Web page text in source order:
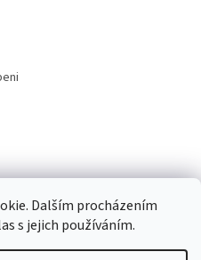
Dalším procházením
s jejich používáním.